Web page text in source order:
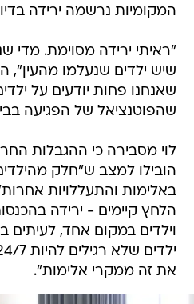
המקומיות נרשמה ירידה
"ראיתי ירידה מסוימת. מדי
שיש ילדים שנעלמו מהעין",
שאנחנו פחות יודעים על
שהפוטנציאל של הפגיעה
לוי מסבירה כי ההגבלות
הובילו למצב ש"חלק
באלימות והתעללויות
הלחץ קיימים - ירידה
וילדים במקום אחד, לעיתים
את זה ממקרי אלימות".